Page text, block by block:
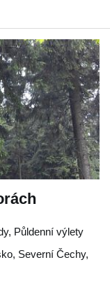
Půldenní výlety
, Severní Čechy,